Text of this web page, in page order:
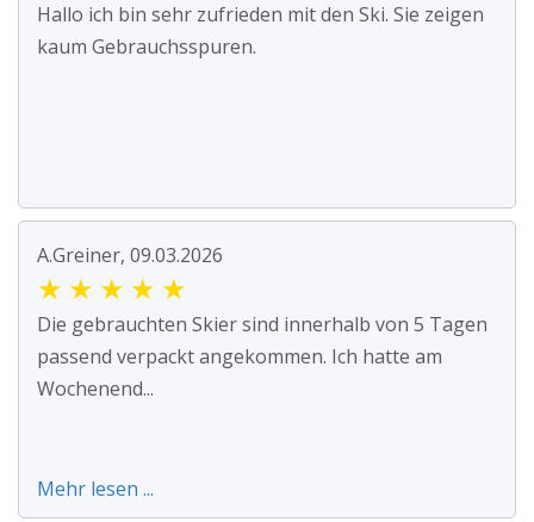
Hallo ich bin sehr zufrieden mit den Ski. Sie zeigen
kaum Gebrauchsspuren.
A.Greiner, 09.03.2026
★ ★ ★ ★ ★
Die gebrauchten Skier sind innerhalb von 5 Tagen
passend verpackt angekommen. Ich hatte am
Wochenend...
Mehr lesen ...